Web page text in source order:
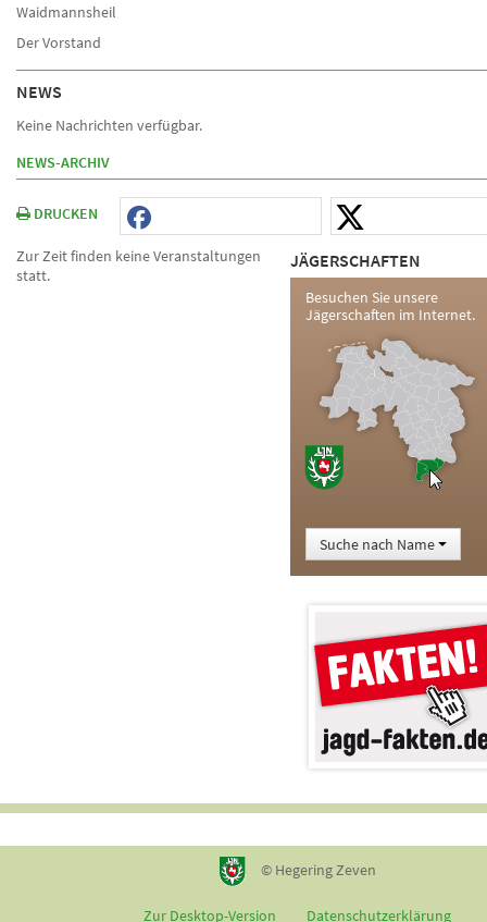
Waidmannsheil
Der Vorstand
NEWS
Keine Nachrichten verfügbar.
NEWS-ARCHIV
DRUCKEN
Zur Zeit finden keine Veranstaltungen
statt.
JÄGERSCHAFTEN
Besuchen Sie unsere
Jägerschaften im Internet.
Suche nach Name
© Hegering Zeven
Zur Desktop-Version Datenschutzerklärung